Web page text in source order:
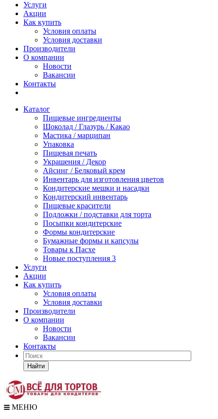
Услуги
Акции
Как купить
Условия оплаты
Условия доставки
Производители
О компании
Новости
Вакансии
Контакты
Каталог
Пищевые ингредиенты
Шоколад / Глазурь / Какао
Мастика / марципан
Упаковка
Пищевая печать
Украшения / Декор
Айсинг / Белковый крем
Инвентарь для изготовления цветов
Кондитерские мешки и насадки
Кондитерский инвентарь
Пищевые красители
Подложки / подставки для торта
Посыпки кондитерские
Формы кондитерские
Бумажные формы и капсулы
Товары к Пасхе
Новые поступления 3
Услуги
Акции
Как купить
Условия оплаты
Условия доставки
Производители
О компании
Новости
Вакансии
Контакты
Найти
МЕНЮ